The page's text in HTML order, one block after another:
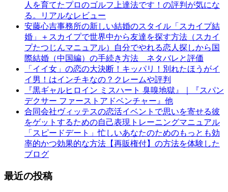
人を育てたプロのゴルフ上達法です！の評判が気にな
る。リアルなレビュー
安藤心吉事務所の新しい結婚のスタイル「スカイプ結
婚」＋スカイプで世界中から友達を探す方法（スカイ
プたつじんマニュアル）自分でやれる恋人探しから国
際結婚（中国編）の手続き方法 ネタバレと評価
「イイ女」の恋の大決断！キッパリ！別れたほうがイ
イ男！はインチキなの？クレームや評判
『黒ギャルヒロイン ミスハート 臭嗅地獄』｜『スパン
デクサー ファーストアドベンチャー』他
合同会社ヴィッテスの恋活イベントで思いを寄せる彼
をゲットするための自己表現トレーニングマニュアル
「スピードデート」忙しいあなたのためのもっとも効
率的かつ効果的な方法【再販権付】の方法を体験した
ブログ
最近の投稿